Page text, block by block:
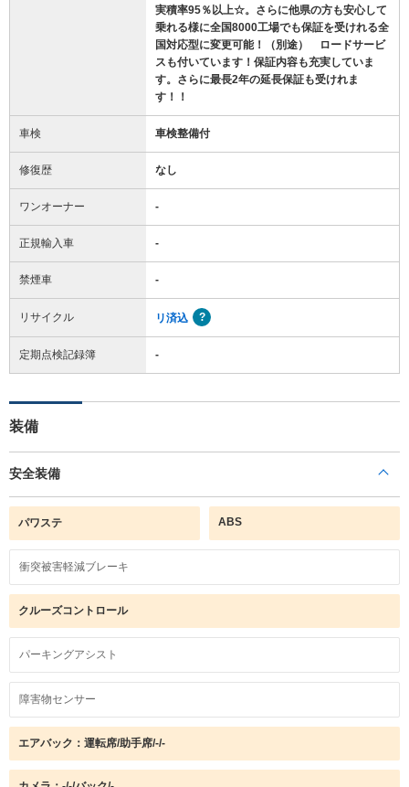
実積率95％以上☆。さらに他県の方も安心して
乗れる様に全国8000工場でも保証を受けれる全
国対応型に変更可能！（別途） ロードサービ
スも付いています！保証内容も充実していま
す。さらに最長2年の延長保証も受けれま
す！！
車検 車検整備付
修復歴 なし
ワンオーナー -
正規輸入車 -
禁煙車 -
リサイクル リ済込
定期点検記録簿 -
装備
安全装備
パワステ ABS
衝突被害軽減ブレーキ
クルーズコントロール
パーキングアシスト
障害物センサー
エアバック：運転席/助手席/-/-